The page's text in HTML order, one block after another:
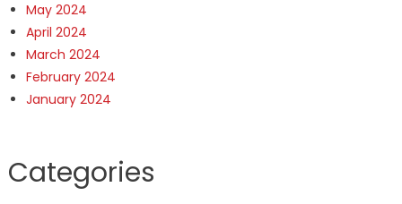
May 2024
April 2024
March 2024
February 2024
January 2024
Categories